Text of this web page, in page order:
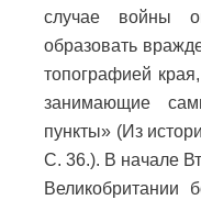
случае войны
образовать
топографией
занимающие
пункты» (Из
С. 36.). В начале
Великобритании